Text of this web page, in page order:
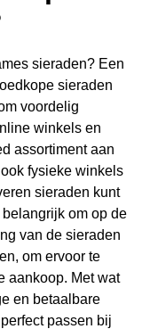
sieraden? Een
sieraden
voordelig
winkels en
assortiment aan
fysieke winkels
sieraden kunt
om op de
van de sieraden
om ervoor te
aankoop. Met wat
en betaalbare
passen bij